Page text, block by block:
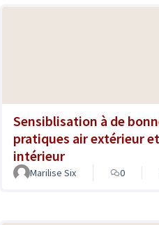
Sensiblisation à de
pratiques air extérieur et
intérieur
Marilise Six 0